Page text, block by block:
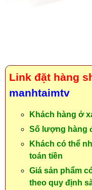
Link đặt hàng
manhtaimtv
Khách hàng ở
Số lượng hàng
Khách có thể
toán tiền
Giá sản phẩm
theo quy định